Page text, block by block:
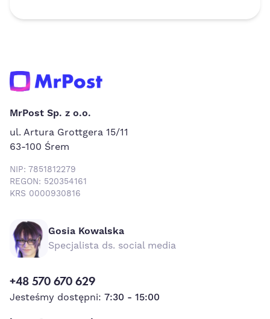
MrPost Sp. z o.o.
ul. Artura Grottgera 15/11
63-100 Śrem
NIP: 7851812279
REGON: 520354161
KRS 0000930816
Gosia Kowalska
Specjalista ds. social media
+48 570 670 629
Jesteśmy dostępni: 7:30 - 15:00